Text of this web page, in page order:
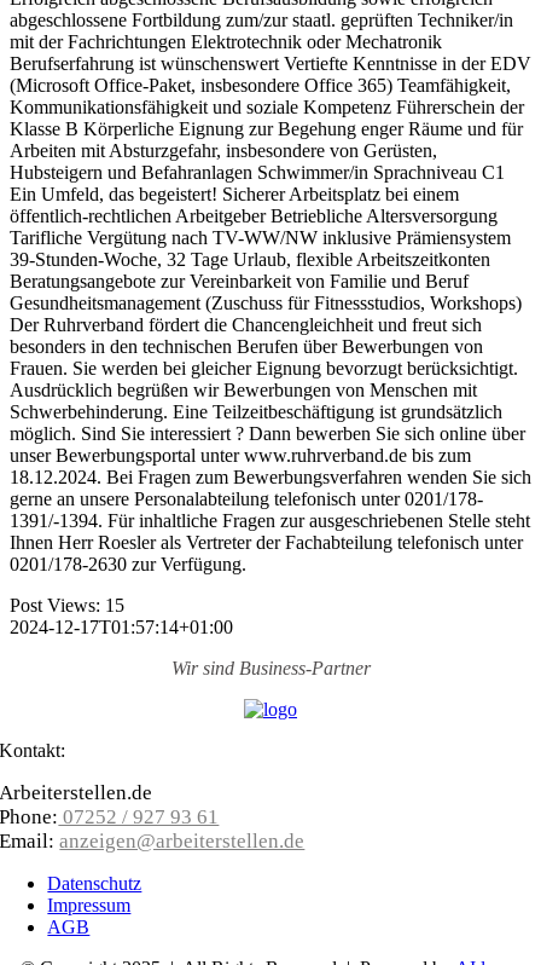
abgeschlossene Fortbildung zum/zur staatl. geprüften Techniker/in
mit der Fachrichtungen Elektrotechnik oder Mechatronik
Berufserfahrung ist wünschenswert Vertiefte Kenntnisse in der EDV
(Microsoft Office-Paket, insbesondere Office 365) Teamfähigkeit,
Kommunikationsfähigkeit und soziale Kompetenz Führerschein der
Klasse B Körperliche Eignung zur Begehung enger Räume und für
Arbeiten mit Absturzgefahr, insbesondere von Gerüsten,
Hubsteigern und Befahranlagen Schwimmer/in Sprachniveau C1
Ein Umfeld, das begeistert! Sicherer Arbeitsplatz bei einem
öffentlich-rechtlichen Arbeitgeber Betriebliche Altersversorgung
Tarifliche Vergütung nach TV-WW/NW inklusive Prämiensystem
39-Stunden-Woche, 32 Tage Urlaub, flexible Arbeitszeitkonten
Beratungsangebote zur Vereinbarkeit von Familie und Beruf
Gesundheitsmanagement (Zuschuss für Fitnessstudios, Workshops)
Der Ruhrverband fördert die Chancengleichheit und freut sich
besonders in den technischen Berufen über Bewerbungen von
Frauen. Sie werden bei gleicher Eignung bevorzugt berücksichtigt.
Ausdrücklich begrüßen wir Bewerbungen von Menschen mit
Schwerbehinderung. Eine Teilzeitbeschäftigung ist grundsätzlich
möglich. Sind Sie interessiert ? Dann bewerben Sie sich online über
unser Bewerbungsportal unter www.ruhrverband.de bis zum
18.12.2024. Bei Fragen zum Bewerbungsverfahren wenden Sie sich
gerne an unsere Personalabteilung telefonisch unter 0201/178-
1391/-1394. Für inhaltliche Fragen zur ausgeschriebenen Stelle steht
Ihnen Herr Roesler als Vertreter der Fachabteilung telefonisch unter
0201/178-2630 zur Verfügung.
Post Views: 15
2024-12-17T01:57:14+01:00
Wir sind Business-Partner
Kontakt:
Arbeiterstellen.de
Phone: 07252 / 927 93 61
Email:anzeigen@arbeiterstellen.de
Datenschutz
Impressum
AGB